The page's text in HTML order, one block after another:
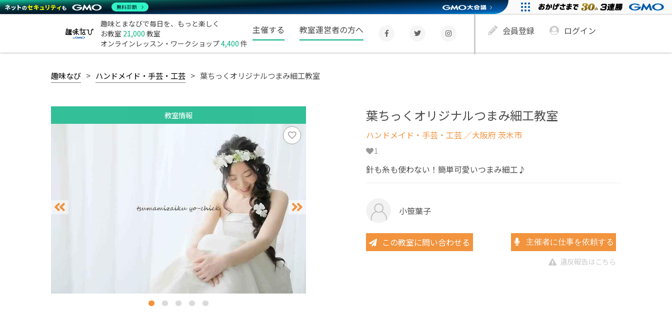
趣味とまなびで毎日を、もっと楽しく
お教室 21,000 教室
オンラインレッスン・ワークショップ4,400 件
主催する 教室運営者の方へ 会員登録 ログイン
趣味なび ハンドメイド・手芸・工芸 葉ちっくオリジナルつまみ細工教室
教室情報 葉ちっくオリジナルつまみ細工教室
ハンドメイド・手芸・工芸 ／大阪府 茨木市
1
針も糸も使わない！簡単可愛いつまみ細工♪
小笹葉子
この教室に問い合わせる 主催者に仕事を依頼する
違反報告はこちら
無料診断